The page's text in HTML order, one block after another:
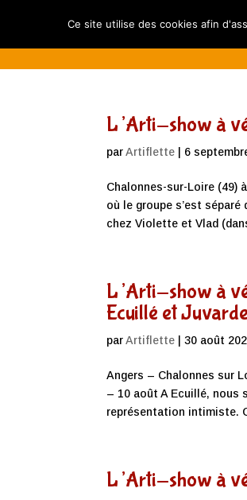
Compagnie Artiflette
L’Arti-show à
parArtiflette 6
Chalonnes-sur-Loire (49)
où le groupe s’est
chez Violette et Vlad
L’Arti-show à
Ecuillé et
parArtiflette |30 août
Angers – Chalonnes sur
– 10 août A Ecuillé, nous
représentation intimiste.
L’Arti-show à
Ce site utilise des cookies afin